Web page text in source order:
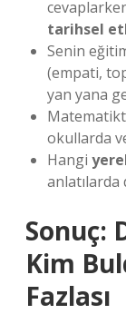
tarihsel
Senin
(empati,
yan yana
okullarda
Hangi
anlatılarda
Sonuç:
Kim
Fazlası